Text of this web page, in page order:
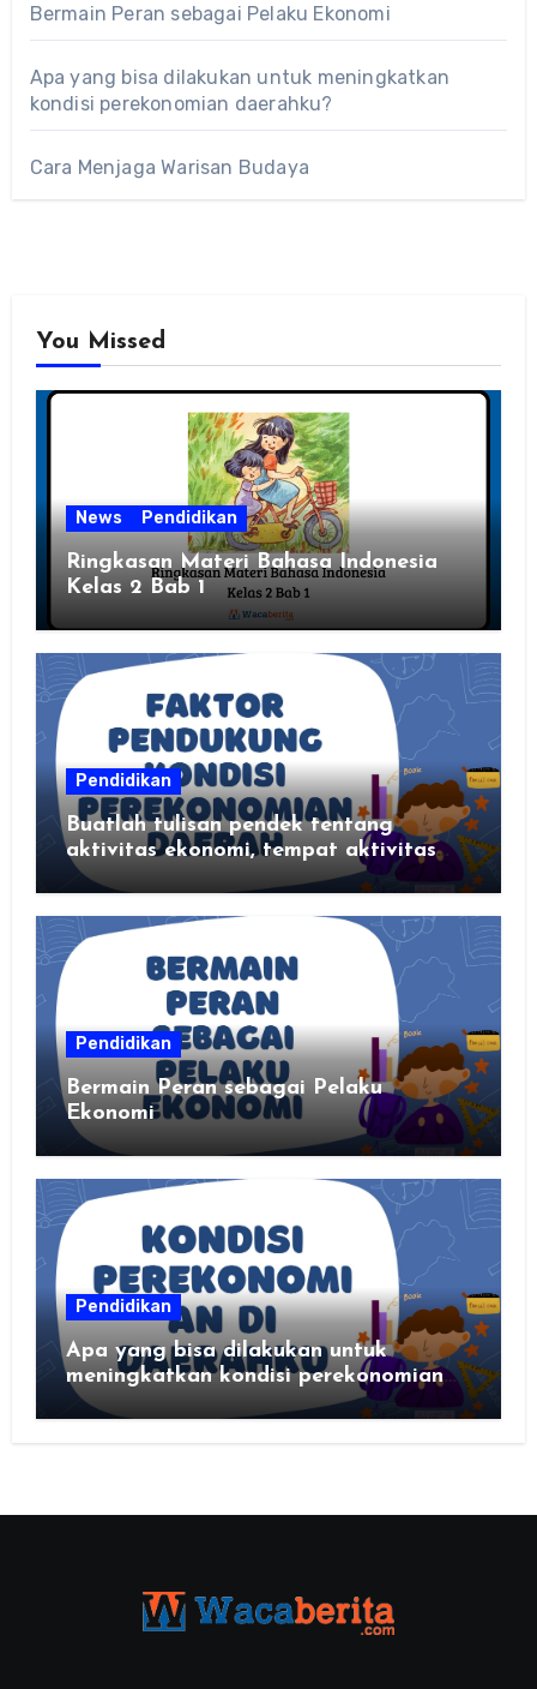
Bermain Peran sebagai Pelaku Ekonomi
Apa yang bisa dilakukan untuk meningkatkan
kondisi perekonomian daerahku?
Cara Menjaga Warisan Budaya
You Missed
News Pendidikan
Ringkasan Materi Bahasa Indonesia
Kelas 2 Bab 1
Pendidikan
Buatlah tulisan pendek tentang
aktivitas ekonomi, tempat aktivitas
ekonomi, dan hasil produksi daerah
kalian
Pendidikan
Bermain Peran sebagai Pelaku
Ekonomi
Pendidikan
Apa yang bisa dilakukan untuk
meningkatkan kondisi perekonomian
daerahku?